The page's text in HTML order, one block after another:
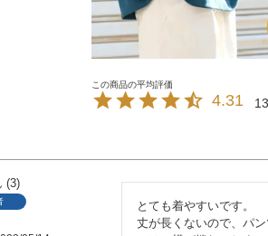
4.31 13
3
とても着やすいです。
丈が長くないので、パ